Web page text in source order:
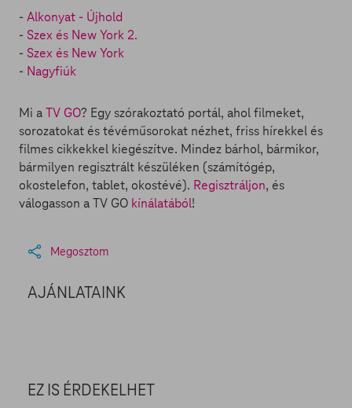
- Alkonyat - Újhold
- Szex és New York 2.
- Szex és New York
- Nagyfiúk
Mi aTV GO? Egy szórakoztató portál, ahol filmeket,
sorozatokat és tévéműsorokat nézhet, friss hírekkel és
filmes cikkekkel kiegészítve. Mindez bárhol, bármikor,
bármilyen regisztrált készüléken (számítógép,
okostelefon, tablet, okostévé). Regisztráljon, és
válogasson a TV GO kínálatából!
Megosztom
AJÁNLATAINK
EZ IS ÉRDEKELHET